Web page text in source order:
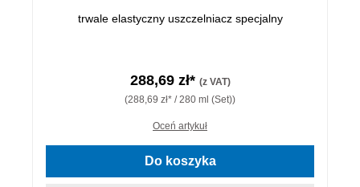
trwale elastyczny uszczelniacz specjalny
288,69 zł* (z VAT)
(288,69 zł* / 280 ml (Set))
Oceń artykuł
Do koszyka